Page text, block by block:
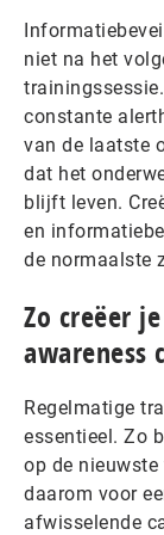
niet na het
constante
van de laatste
dat het
blijft leven.
en
de normaalste
Zo creëer
awareness
Regelmatige
essentieel. Zo
op de
daarom voor
afwisselende